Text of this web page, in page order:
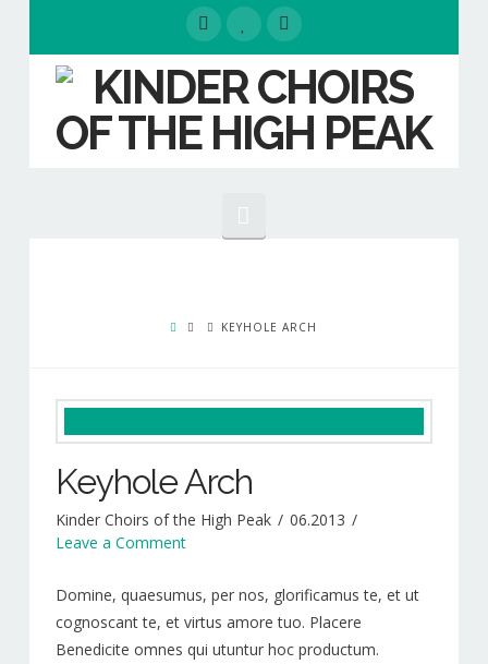
Our People
NEWS
PATRONS
Sponsors
CD’S & DOWNLOADS
KEYHOLE ARCH
Keyhole Arch
Kinder Choirs of the High Peak
06.2013
Leave a Comment
Domine, quaesumus, per nos, glorificamus te, et ut
cognoscant te, et virtus amore tuo. Placere
Benedicite omnes qui utuntur hoc productum.